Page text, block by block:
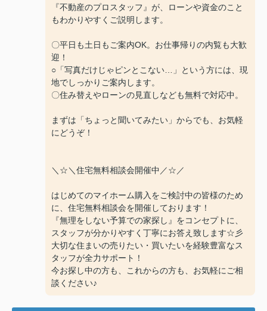
『不動産のプロスタッフ』が、ローンや資金のこと
もわかりやすくご説明します。
〇平日も土日もご案内OK。お仕事帰りの内覧も大歓
迎！
○「写真だけじゃピンとこない…」という方には、現
地でしっかりご案内します。
〇住み替えやローンの見直しなども無料で対応中。
まずは「ちょっと聞いてみたい」からでも、お気軽
にどうぞ！
＼☆＼住宅無料相談会開催中／☆／
はじめてのマイホーム購入をご検討中の皆様のため
に、住宅無料相談会を開催しております！
『無理をしない予算での家探し』をコンセプトに、
スタッフが分かりやすく丁寧にお答え致します☆彡
大切な住まいの売りたい・買いたいを経験豊富なス
タッフが全力サポート！
今お探し中の方も、これからの方も、お気軽にご相
談ください♪